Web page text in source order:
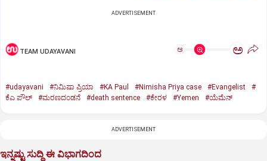
ADVERTISEMENT
TEAM UDAYAVANI ಅ ಅ
#udayavani #ನಿಮಿಷಾ ಪ್ರಿಯಾ #KA Paul #Nimisha Priya case #Evangelist
#
ಕೆಎ ಪೌಲ್
#ಮರಣದಂಡನೆ #death sentence #ಕೇರಳ #Yemen #ಯೆಮೆನ್‌
ADVERTISEMENT
ಇನ್ನಷ್ಟು ಸುದ್ದಿ ಈ ವಿಭಾಗದಿಂದ